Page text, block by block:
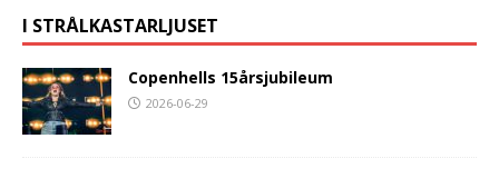
I STRÅLKASTARLJUSET
Copenhells 15årsjubileum
2026-06-29